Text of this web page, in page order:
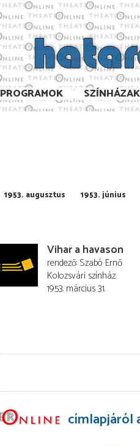
PROGRAMOK SZÍNHÁZAK
1953. augusztus 1953. június
Vihar a havason
rendező Szabó Ernő
Kolozsvári színház
1953. március 31.
címlapjáról